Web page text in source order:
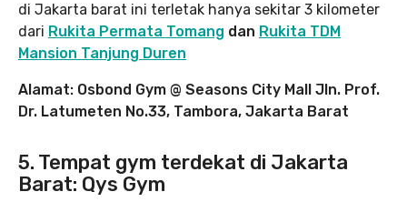
di Jakarta barat ini terletak hanya sekitar 3 kilometer
dari Rukita Permata Tomang dan Rukita TDM
Mansion Tanjung Duren
Alamat: Osbond Gym @ Seasons City Mall Jln. Prof.
Dr. Latumeten No.33, Tambora, Jakarta Barat
5. Tempat gym terdekat di Jakarta
Barat: Qys Gym